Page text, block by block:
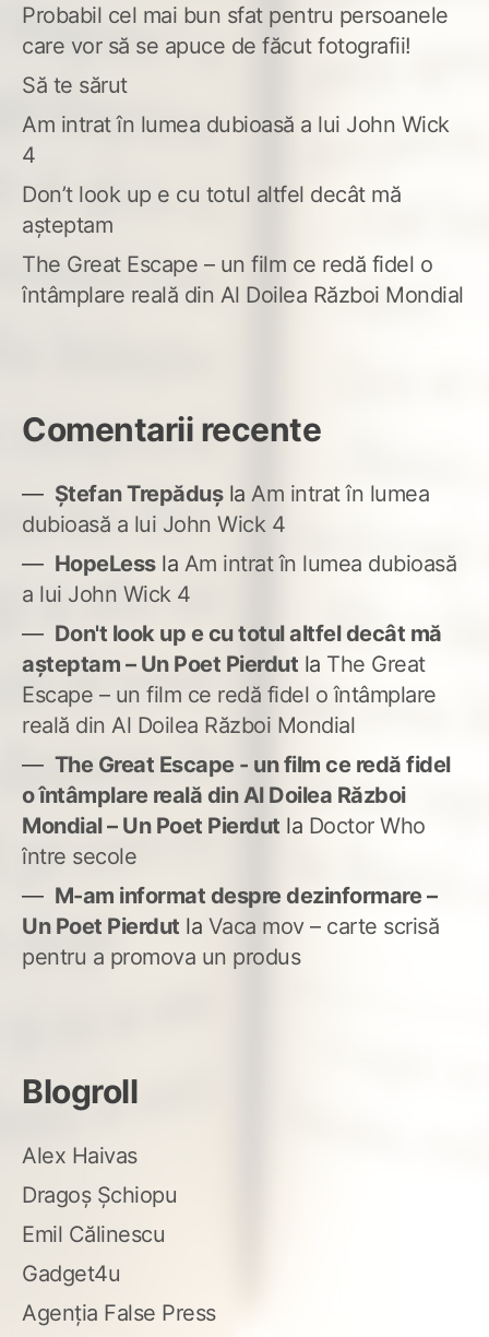
Probabil cel mai bun sfat pentru persoanele
care vor să se apuce de făcut fotografii!
Să te sărut
Am intrat în lumea dubioasă a lui John Wick
4
Don’t look up e cu totul altfel decât mă
așteptam
The Great Escape – un film ce redă fidel o
întâmplare reală din Al Doilea Război Mondial
Comentarii recente
Ștefan Trepădușla Am intrat în lumea
dubioasă a lui John Wick 4
HopeLessla Am intrat în lumea dubioasă
a lui John Wick 4
Don't look up e cu totul altfel decât mă
așteptam – Un Poet Pierdut la The Great
Escape – un film ce redă fidel o întâmplare
reală din Al Doilea Război Mondial
The Great Escape - un film ce redă fidel
o întâmplare reală din Al Doilea Război
Mondial – Un Poet Pierdut la Doctor Who
între secole
M-am informat despre dezinformare –
Un Poet Pierdut la Vaca mov – carte scrisă
pentru a promova un produs
Blogroll
Alex Haivas
Dragoș Șchiopu
Emil Călinescu
Gadget4u
Agenția False Press